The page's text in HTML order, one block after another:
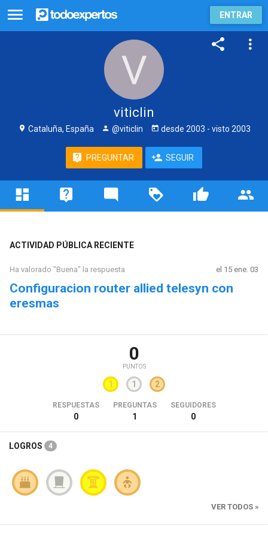
ENTRAR
viticlin
Cataluña, España @viticlin desde 2003 - visto 2003
PREGUNTAR SEGUIR
ACTIVIDAD PÚBLICA RECIENTE
Ha valorado "Buena" la respuesta el 15 ene. 03
Configuracion router allied telesyn con
eresmas
0
PUNTOS
1 1 2
RESPUESTAS
0
PREGUNTAS
1
SEGUIDORES
0
LOGROS 4
VER TODOS »